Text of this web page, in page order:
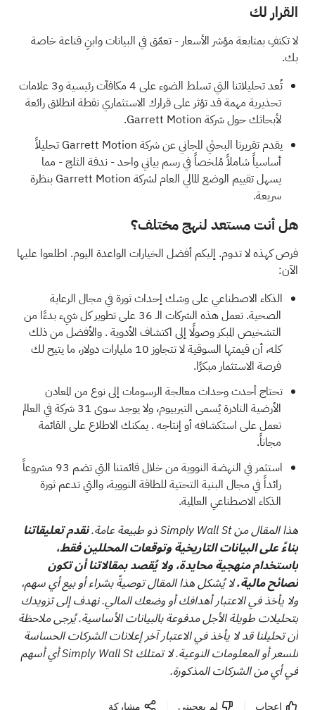
القرار لك
لا تكتفِ بمتابعة مؤشر الأسعار - تعمّق في البيانات وابنِ قناعة خاصة
بك.
تُعد تحليلاتنا التي تسلط الضوء على
4 مكافآت رئيسية و3 علامات
تحذيرية مهمةقد تؤثر على قرارك الاستثماري نقطة انطلاق رائعة
لأبحاثك حول شركة Garrett Motion.
يقدم تقريرنا البحثي المجاني عن شركة Garrett Motion
تحليلاً
أساسياً شاملاً مُلخصاً في رسم بياني واحد - ندفة الثلج - مما
يسهل تقييم الوضع المالي العام لشركة Garrett Motion بنظرة
سريعة.
هل أنت مستعد لنهج مختلف؟
فرص كهذه لا تدوم. إليكم أفضل الخيارات الواعدة اليوم. اطلعوا عليها
الآن:
الذكاء الاصطناعي على وشك إحداث ثورة في مجال الرعاية
الصحية.
تعمل هذه الشركات الـ 36 على تطوير كل شيء بدءًا من
التشخيص المبكر وصولًا إلى اكتشاف الأدوية. والأفضل من ذلك
كله، أن قيمتها السوقية لا تتجاوز 10 مليارات دولار، ما يتيح لك
فرصة الاستثمار مبكرًا.
تحتاج أحدث وحدات معالجة الرسومات إلى نوع من المعادن
الأرضية النادرة يُسمى التيربيوم، ولا يوجد سوى
31 شركة في العالم
تعمل على استكشافه أو إنتاجه. يمكنك الاطلاع على القائمة
مجاناً.
استثمر في النهضة النووية من خلال قائمتنا التي تضم
93 مشروعاً
رائداً في مجال البنية التحتية للطاقة النووية، والتيتدعم ثورة
الذكاء الاصطناعي العالمية.
هذا المقال من Simply Wall St ذو طبيعة عامة.
نقدم تعليقاتنا
بناءً على البيانات التاريخية وتوقعات المحللين فقط،
باستخدام منهجية محايدة، ولا يُقصد بمقالاتنا أن تكون
نصائح مالية.لا يُشكل هذا المقال توصيةً بشراء أو بيع أي سهم،
ولا يأخذ في الاعتبار أهدافك أو وضعك المالي. نهدف إلى تزويدك
بتحليلات طويلة الأجل مدفوعة بالبيانات الأساسية. يُرجى ملاحظة
أن تحليلنا قد لا يأخذ في الاعتبار آخر إعلانات الشركات الحساسة
للسعر أو المعلومات النوعية. لا تمتلك Simply Wall St أي أسهم
في أي من الشركات المذكورة.
إعجاب لم يعجبنى مشاركة